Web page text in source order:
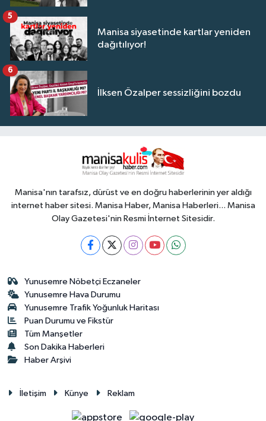
Manisa siyasetinde kartlar yeniden
dağıtılıyor!
5
İlksen Özalper sessizliğini bozdu
6
Manisa'nın tarafsız, dürüst ve en doğru haberlerinin yer aldığı
internet haber sitesi. Manisa Haber, Manisa Haberleri... Manisa
Olay Gazetesi'nin Resmi İnternet Sitesidir.
Yunusemre Nöbetçi Eczaneler
Yunusemre Hava Durumu
Yunusemre Trafik Yoğunluk Haritası
Puan Durumu ve Fikstür
Tüm Manşetler
Son Dakika Haberleri
Haber Arşivi
İletişim Künye Reklam